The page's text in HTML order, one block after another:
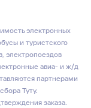
электронных
и туристского
электропоездов
авиа- и ж/д
партнерами
Туту.
заказа.